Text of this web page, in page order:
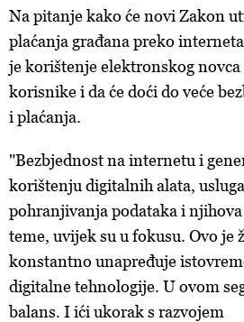
Na pitanje kako će novi Zakon
plaćanja građana preko
je korištenje elektronskog novca
korisnike i da će doći do veće
i plaćanja.
"Bezbjednost na internetu i
korištenju digitalnih alata,
pohranjivanja podataka i
teme, uvijek su u fokusu. Ovo je
konstantno unapređuje
digitalne tehnologije. U ovom
balans. I ići ukorak s razvojem